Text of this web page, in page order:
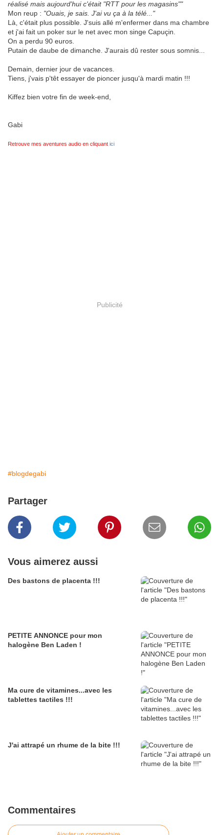
réalisé mais aujourd'hui c'était "RTT pour les magasins""
Mon reup : "Ouais, je sais. J'ai vu ça à la télé..."
Là, c'était plus possible. J'suis allé m'enfermer dans ma chambre
et j'ai fait un poker sur le net avec mon singe Capuçin.
On a perdu 90 euros.
Putain de daube de dimanche. J'aurais dû rester sous somnis...
Demain, dernier jour de vacances.
Tiens, j'vais p'têt essayer de pioncer jusqu'à mardi matin !!!
Kiffez bien votre fin de week-end,
Gabi
Retrouve mes aventures audio en cliquant ici
Publicité
#blogdegabi
Partager
Vous aimerez aussi
Des bastons de placenta !!!
PETITE ANNONCE pour mon
halogène Ben Laden !
Ma cure de vitamines...avec les
tablettes tactiles !!!
J'ai attrapé un rhume de la bite !!!
Commentaires